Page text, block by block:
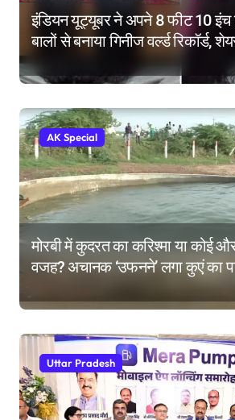
इंडियन यूट्यूबर ने अपने 8 फीट 10
बालों से बनाया गिनीज वर्ल्ड रिकॉर्ड,
किए हेयर केयर टिप्स
AK Special
मोरबी में कुदरत का करिश्मा या कोई
वजह? अचानक ‘उफनने’ लगा कुएं का
Uttar Pradesh